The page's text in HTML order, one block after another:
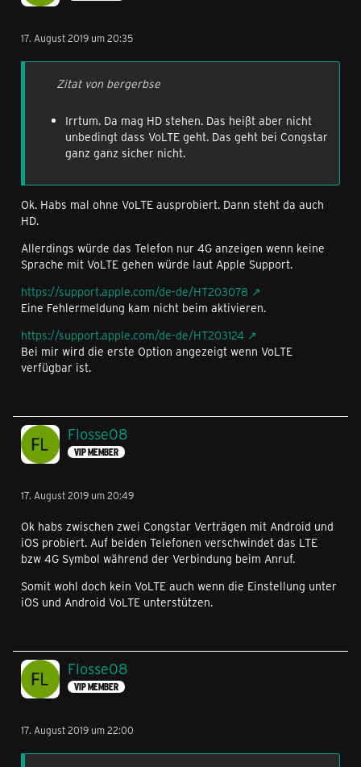
17. August 2019 um 20:35
Zitat von bergerbse
Irrtum. Da mag HD stehen. Das heißt aber nicht
unbedingt dass VoLTE geht. Das geht bei Congstar
ganz ganz sicher nicht.
Ok. Habs mal ohne VoLTE ausprobiert. Dann steht da auch
HD.
Allerdings würde das Telefon nur 4G anzeigen wenn keine
Sprache mit VoLTE gehen würde laut Apple Support.
https://support.apple.com/de-de/HT203078
Eine Fehlermeldung kam nicht beim aktivieren.
https://support.apple.com/de-de/HT203124
Bei mir wird die erste Option angezeigt wenn VoLTE
verfügbar ist.
Flosse08
VIP MEMBER
17. August 2019 um 20:49
Ok habs zwischen zwei Congstar Verträgen mit Android und
iOS probiert. Auf beiden Telefonen verschwindet das LTE
bzw 4G Symbol während der Verbindung beim Anruf.
Somit wohl doch kein VoLTE auch wenn die Einstellung unter
iOS und Android VoLTE unterstützen.
Flosse08
VIP MEMBER
17. August 2019 um 22:00